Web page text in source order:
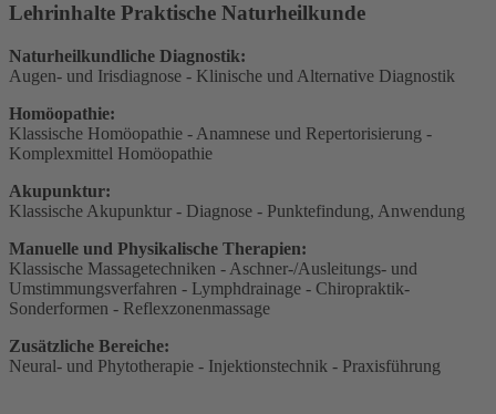
Lehrinhalte Praktische Naturheilkunde
Naturheilkundliche Diagnostik:
Augen- und Irisdiagnose - Klinische und Alternative Diagnostik
Homöopathie:
Klassische Homöopathie - Anamnese und Repertorisierung -
Komplexmittel Homöopathie
Akupunktur:
Klassische Akupunktur - Diagnose - Punktefindung, Anwendung
Manuelle und Physikalische Therapien:
Klassische Massagetechniken - Aschner-/Ausleitungs- und
Umstimmungsverfahren - Lymphdrainage - Chiropraktik-
Sonderformen - Reflexzonenmassage
Zusätzliche Bereiche:
Neural- und Phytotherapie - Injektionstechnik - Praxisführung